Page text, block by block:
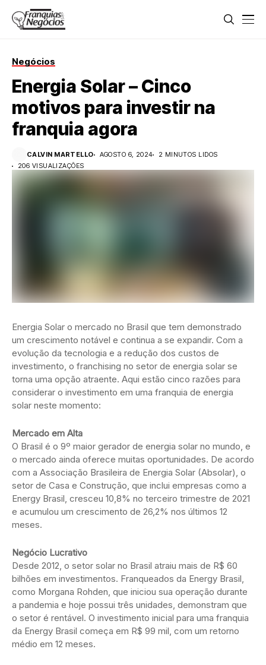
Negócios
Energia Solar – Cinco
motivos para investir na
franquia agora
CALVIN MARTELLO AGOSTO 6, 2024
2 MINUTOS LIDOS
206 VISUALIZAÇÕES
Energia Solar o mercado no Brasil que tem demonstrado
um crescimento notável e continua a se expandir. Com a
evolução da tecnologia e a redução dos custos de
investimento, o franchising no setor de energia solar se
torna uma opção atraente. Aqui estão cinco razões para
considerar o investimento em uma franquia de energia
solar neste momento:
Mercado em Alta
O Brasil é o 9º maior gerador de energia solar no mundo, e
o mercado ainda oferece muitas oportunidades. De acordo
com a Associação Brasileira de Energia Solar (Absolar), o
setor de Casa e Construção, que inclui empresas como a
Energy Brasil, cresceu 10,8% no terceiro trimestre de 2021
e acumulou um crescimento de 26,2% nos últimos 12
meses.
Negócio Lucrativo
Desde 2012, o setor solar no Brasil atraiu mais de R$ 60
bilhões em investimentos. Franqueados da Energy Brasil,
como Morgana Rohden, que iniciou sua operação durante
a pandemia e hoje possui três unidades, demonstram que
o setor é rentável. O investimento inicial para uma franquia
da Energy Brasil começa em R$ 99 mil, com um retorno
médio em 12 meses.